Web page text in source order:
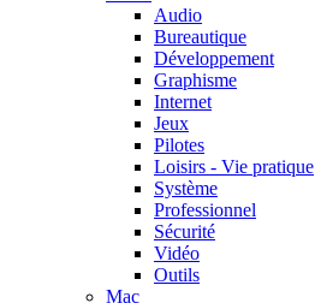
Audio
Bureautique
Développement
Graphisme
Internet
Jeux
Pilotes
Loisirs - Vie pratique
Système
Professionnel
Sécurité
Vidéo
Outils
Mac